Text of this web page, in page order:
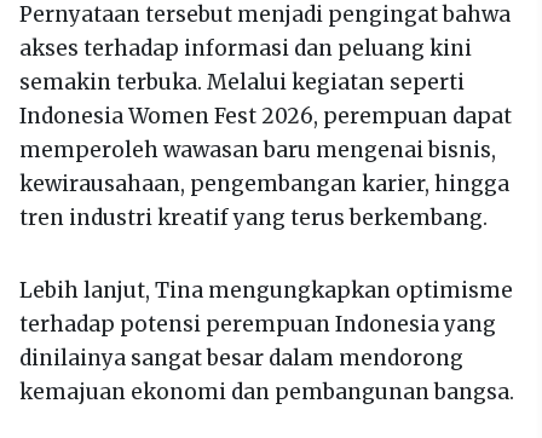
Pernyataan tersebut menjadi pengingat bahwa
akses terhadap informasi dan peluang kini
semakin terbuka. Melalui kegiatan seperti
Indonesia Women Fest 2026, perempuan dapat
memperoleh wawasan baru mengenai bisnis,
kewirausahaan, pengembangan karier, hingga
tren industri kreatif yang terus berkembang.
Lebih lanjut, Tina mengungkapkan optimisme
terhadap potensi perempuan Indonesia yang
dinilainya sangat besar dalam mendorong
kemajuan ekonomi dan pembangunan bangsa.